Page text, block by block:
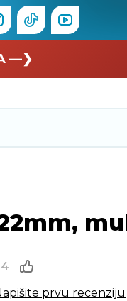
—❯
prvu recenziju